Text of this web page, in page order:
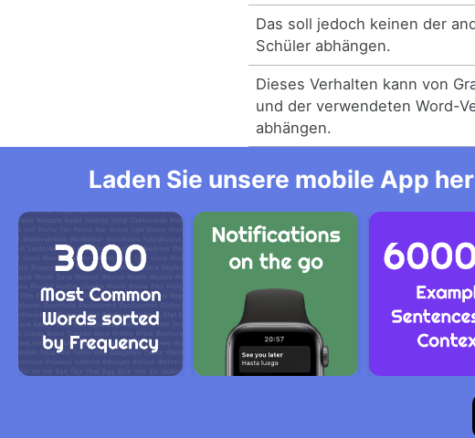
Das soll jedoch keinen der
Schüler abhängen.
Dieses Verhalten kann von
und der verwendeten Word-
abhängen.
Laden Sie unsere mobile App